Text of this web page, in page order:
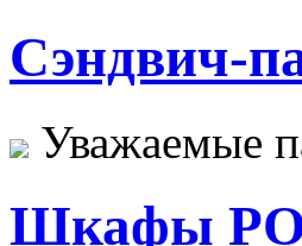
Сэндвич-
Уважаемые
Шкафы